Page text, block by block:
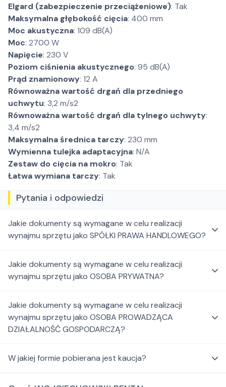
Elgard (zabezpieczenie przeciążeniowe): Tak
Maksymalna głębokość cięcia: 400 mm
Moc akustyczna: 109 dB(A)
Moc: 2700 W
Napięcie: 230 V
Poziom ciśnienia akustycznego: 95 dB(A)
Prąd znamionowy: 12 A
Równoważna wartość drgań dla przedniego
uchwytu: 3,2 m/s2
Równoważna wartość drgań dla tylnego uchwyty:
3,4 m/s2
Maksymalna średnica tarczy: 230 mm
Wymienna tulejka adaptacyjna: N/A
Zestaw do cięcia na mokro: Tak
Łatwa wymiana tarczy: Tak
Pytania i odpowiedzi
Jakie dokumenty są wymagane w celu realizacji
wynajmu sprzętu jako SPÓŁKI PRAWA HANDLOWEGO?
Jakie dokumenty są wymagane w celu realizacji
wynajmu sprzętu jako OSOBA PRYWATNA?
Jakie dokumenty są wymagane w celu realizacji
wynajmu sprzętu jako OSOBA PROWADZĄCA
DZIAŁALNOŚĆ GOSPODARCZĄ?
W jakiej formie pobierana jest kaucja?